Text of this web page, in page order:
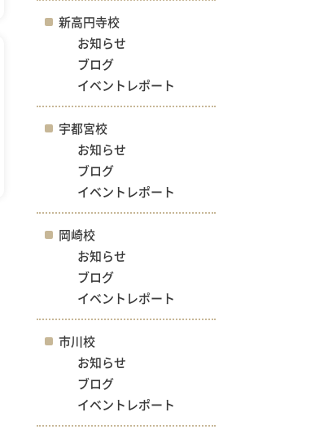
新高円寺校
お知らせ
ブログ
イベントレポート
宇都宮校
お知らせ
ブログ
イベントレポート
岡崎校
お知らせ
ブログ
イベントレポート
市川校
お知らせ
ブログ
イベントレポート